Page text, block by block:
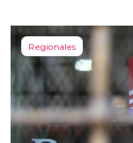
Regionales